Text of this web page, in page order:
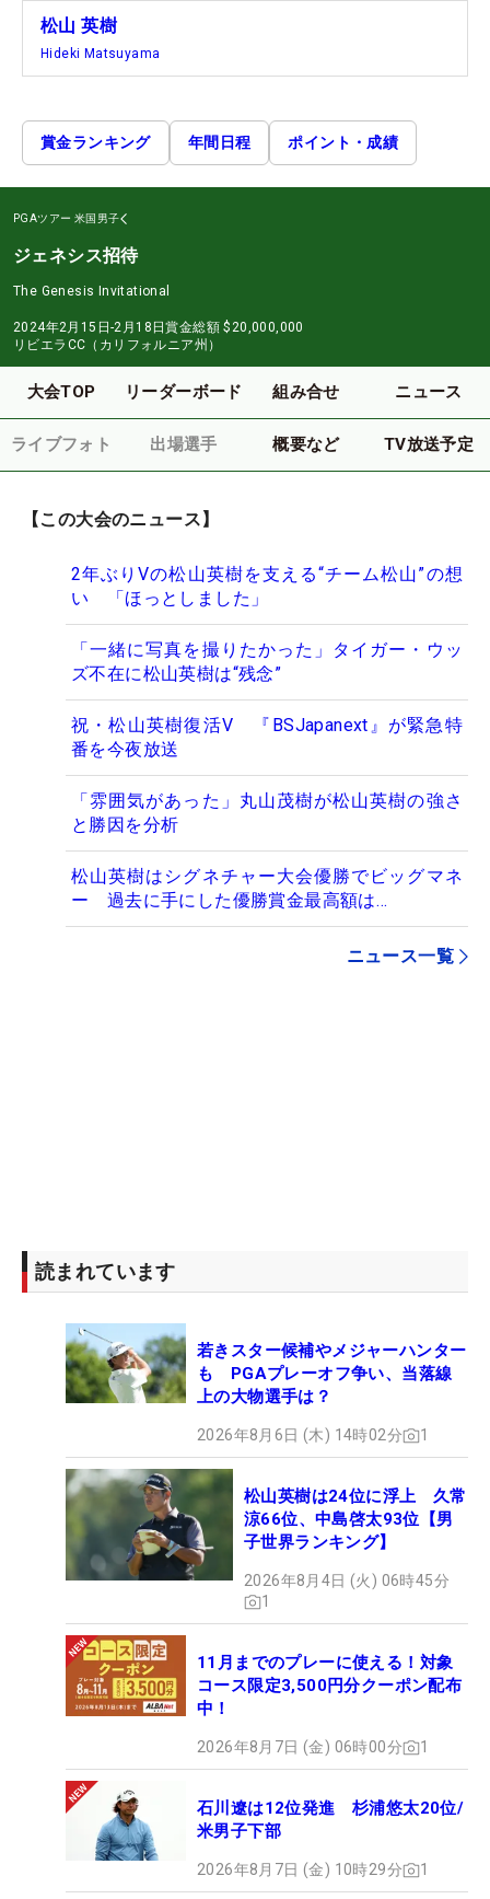
松山 英樹
Hideki Matsuyama
賞金ランキング 年間日程 ポイント・成績
PGAツアー 米国男子
ジェネシス招待
The Genesis Invitational
2024年2月15日-2月18日賞金総額 $20,000,000
リビエラCC（カリフォルニア州）
大会TOP リーダーボード 組み合せ ニュース
ライブフォト 出場選手 概要など TV放送予定
【この大会のニュース】
2年ぶりVの松山英樹を支える“チーム松山”の想
い 「ほっとしました」
「一緒に写真を撮りたかった」タイガー・ウッ
ズ不在に松山英樹は“残念”
祝・松山英樹復活V 『BSJapanext』が緊急特
番を今夜放送
「雰囲気があった」丸山茂樹が松山英樹の強さ
と勝因を分析
松山英樹はシグネチャー大会優勝でビッグマネ
ー 過去に手にした優勝賞金最高額は…
ニュース一覧
読まれています
若きスター候補やメジャーハンター
も PGAプレーオフ争い、当落線
上の大物選手は？
2026年8月6日 (木) 14時02分 1
松山英樹は24位に浮上 久常
涼66位、中島啓太93位【男
子世界ランキング】
2026年8月4日 (火) 06時45分
1
11月までのプレーに使える！対象
コース限定3,500円分クーポン配布
中！
2026年8月7日 (金) 06時00分 1
石川遼は12位発進 杉浦悠太20位/
米男子下部
2026年8月7日 (金) 10時29分 1